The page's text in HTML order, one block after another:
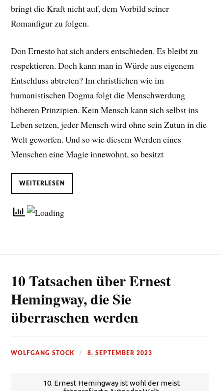
bringt die Kraft nicht auf, dem Vorbild seiner
Romanfigur zu folgen.
Don Ernesto hat sich anders entschieden. Es bleibt zu
respektieren. Doch kann man in Würde aus eigenem
Entschluss abtreten? Im christlichen wie im
humanistischen Dogma folgt die Menschwerdung
höheren Prinzipien. Kein Mensch kann sich selbst ins
Leben setzen, jeder Mensch wird ohne sein Zutun in die
Welt geworfen. Und so wie diesem Werden eines
Menschen eine Magie innewohnt, so besitzt
WEITERLESEN
10 Tatsachen über Ernest
Hemingway, die Sie
überraschen werden
WOLFGANG STOCK 8. SEPTEMBER 2023
10. Ernest Hemingway ist wohl der meist